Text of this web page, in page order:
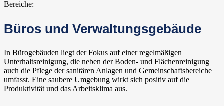
Bereiche:
Büros und Verwaltungsgebäude
In Bürogebäuden liegt der Fokus auf einer regelmäßigen
Unterhaltsreinigung, die neben der Boden- und Flächenreinigung
auch die Pflege der sanitären Anlagen und Gemeinschaftsbereiche
umfasst. Eine saubere Umgebung wirkt sich positiv auf die
Produktivität und das Arbeitsklima aus.